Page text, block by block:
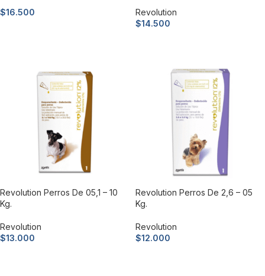
$16.500
Revolution
$14.500
Revolution Perros De 05,1 – 10
Kg.
Revolution
$13.000
Revolution Perros De 2,6 – 05
Kg.
Revolution
$12.000